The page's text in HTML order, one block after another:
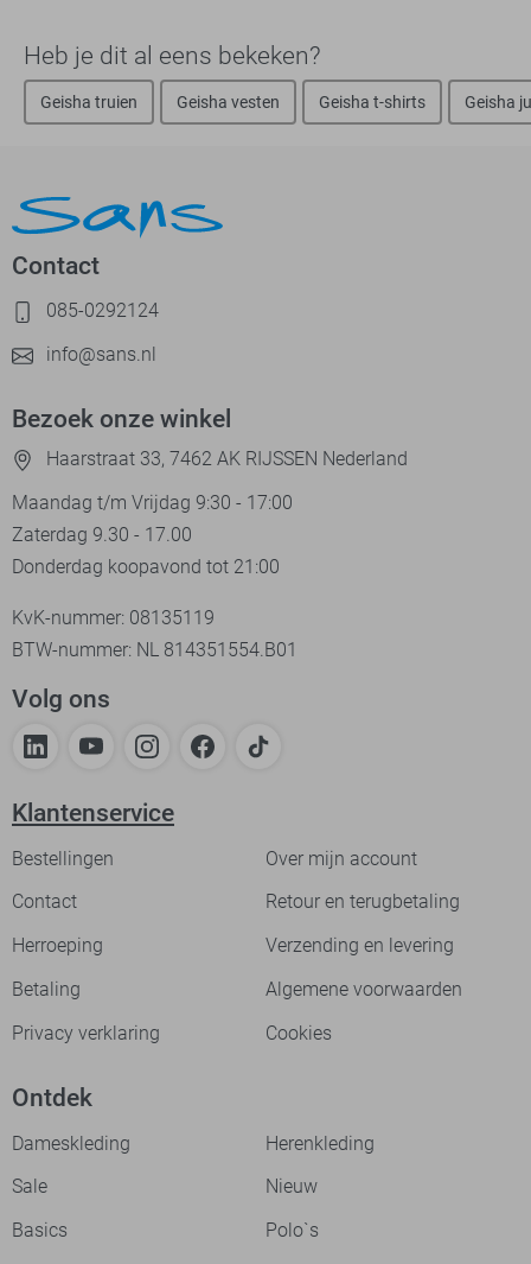
Heb je dit al eens bekeken?
Geisha truien Geisha vesten Geisha t-shirts Geisha
Contact
085-0292124
info@sans.nl
Bezoek onze winkel
Haarstraat 33, 7462 AK RIJSSEN Nederland
Maandag t/m Vrijdag 9:30 - 17:00
Zaterdag 9.30 - 17.00
Donderdag koopavond tot 21:00
KvK-nummer: 08135119
BTW-nummer: NL 814351554.B01
Volg ons
Klantenservice
Bestellingen
Over mijn account
Contact
Retour en terugbetaling
Herroeping
Verzending en levering
Betaling
Algemene voorwaarden
Privacy verklaring
Cookies
Ontdek
Dameskleding
Herenkleding
Sale
Nieuw
Basics
Polo`s